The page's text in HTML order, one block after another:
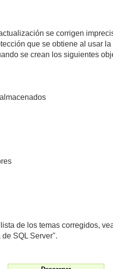
se corrigen
que se obtiene al usar
se crean los siguientes
de los temas corregidos,
SQL Server".